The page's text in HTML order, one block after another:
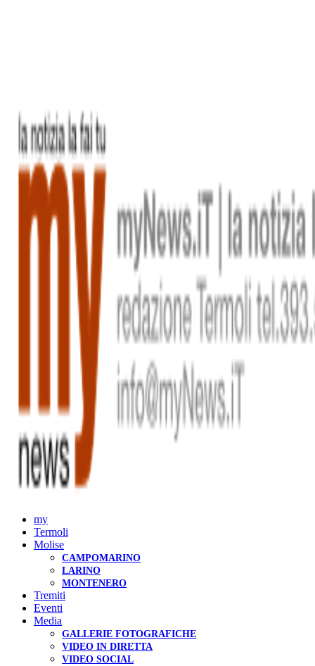
my
Termoli
Molise
CAMPOMARINO
LARINO
MONTENERO
Tremiti
Eventi
Media
GALLERIE FOTOGRAFICHE
VIDEO IN DIRETTA
VIDEO SOCIAL